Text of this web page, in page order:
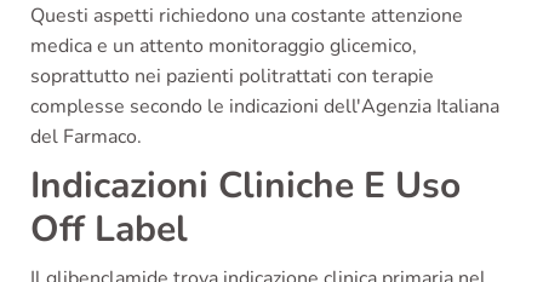
Questi aspetti richiedono una costante attenzione
medica e un attento monitoraggio glicemico,
soprattutto nei pazienti politrattati con terapie
complesse secondo le indicazioni dell'Agenzia Italiana
del Farmaco.
Indicazioni Cliniche E Uso
Off Label